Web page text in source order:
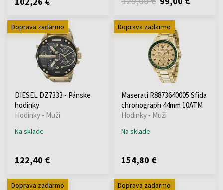
Doprava zadarmo
DIESEL DZ7333 - Pánske
hodinky
Hodinky - Muži
Na sklade
122,40 €
Doprava zadarmo
Maserati R8873640005 Sfida
chronograph 44mm 10ATM
Hodinky - Muži
Na sklade
154,80 €
Doprava zadarmo Doprava zadarmo